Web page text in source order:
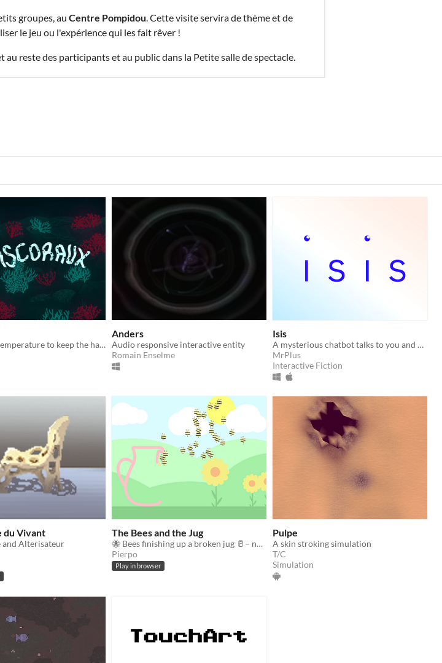
groupes, au Centre Pompidou. Cette visite servira de thème et de
le jeu ou l'expérience qui les fait rêver !
reste des participants et au public dans la Petite salle de spectacle.
Manage the temperature to keep the harmony of a coral reef
Anders
Audio responsive interactive entity
Romain Enselme
Isis
A mysterious chatbot talks to you and creates a new form of life
MrPlus
Interactive Fiction
du Vivant
and Alterisateur
The Bees and the Jug
🐝 Bees finishing up a broken jug 🥛– not really a game!
Pierpo
Play in browser
Pulpe
A skin stroking simulation
T/C
Simulation